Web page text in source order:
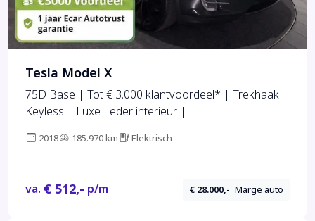
Tesla Model X
75D Base | Tot € 3.000 klantvoordeel* | Trekhaak |
Keyless | Luxe Leder interieur |
2018 185.970 km Elektrisch
va. € 512,- p/m € 28.000,- Marge auto